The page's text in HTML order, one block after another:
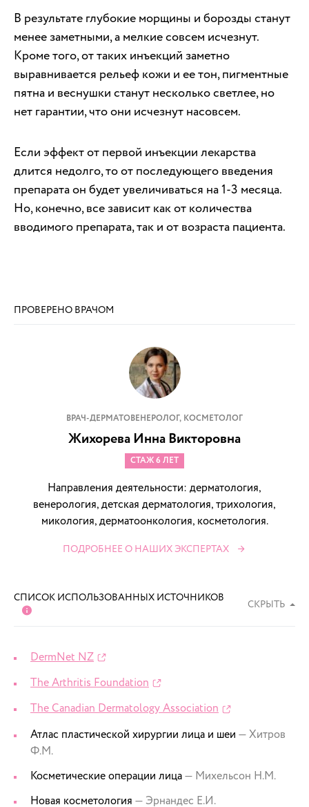
В результате глубокие морщины и борозды станут
менее заметными, а мелкие совсем исчезнут.
Кроме того, от таких инъекций заметно
выравнивается рельеф кожи и ее тон, пигментные
пятна и веснушки станут несколько светлее, но
нет гарантии, что они исчезнут насовсем.
Если эффект от первой инъекции лекарства
длится недолго, то от последующего введения
препарата он будет увеличиваться на 1-3 месяца.
Но, конечно, все зависит как от количества
вводимого препарата, так и от возраста пациента.
ПРОВЕРЕНО ВРАЧОМ
ВРАЧ-ДЕРМАТОВЕНЕРОЛОГ, КОСМЕТОЛОГ
Жихорева Инна Викторовна
СТАЖ 6 ЛЕТ
Направления деятельности: дерматология,
венерология, детская дерматология, трихология,
микология, дерматоонкология, косметология.
ПОДРОБНЕЕ О НАШИХ ЭКСПЕРТАХ
СПИСОК ИСПОЛЬЗОВАННЫХ ИСТОЧНИКОВ
СКРЫТЬ
DermNet NZ
The Arthritis Foundation
The Canadian Dermatology Association
Атлас пластической хирургии лица и шеи — Хитров
Ф.М.
Косметические операции лица— Михельсон Н.М.
Новая косметология — Эрнандес Е.И.